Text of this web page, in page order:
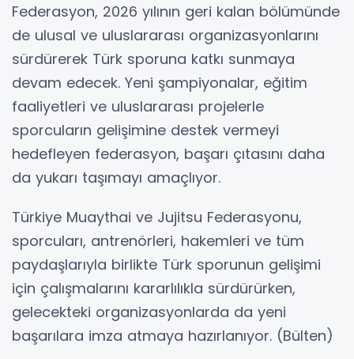
Federasyon, 2026 yılının geri kalan bölümünde
de ulusal ve uluslararası organizasyonlarını
sürdürerek Türk sporuna katkı sunmaya
devam edecek. Yeni şampiyonalar, eğitim
faaliyetleri ve uluslararası projelerle
sporcuların gelişimine destek vermeyi
hedefleyen federasyon, başarı çıtasını daha
da yukarı taşımayı amaçlıyor.
Türkiye Muaythai ve Jujitsu Federasyonu,
sporcuları, antrenörleri, hakemleri ve tüm
paydaşlarıyla birlikte Türk sporunun gelişimi
için çalışmalarını kararlılıkla sürdürürken,
gelecekteki organizasyonlarda da yeni
başarılara imza atmaya hazırlanıyor. (Bülten)